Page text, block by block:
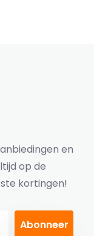
en
op de
kortingen!
Abonneer